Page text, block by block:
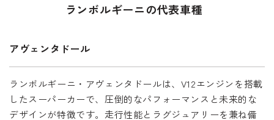
ランボルギーニの代表車種
アヴェンタドール
ランボルギーニ・アヴェンタドールは、V12エンジンを搭載
したスーパーカーで、圧倒的なパフォーマンスと未来的な
デザインが特徴です。走行性能とラグジュアリーを兼ね備